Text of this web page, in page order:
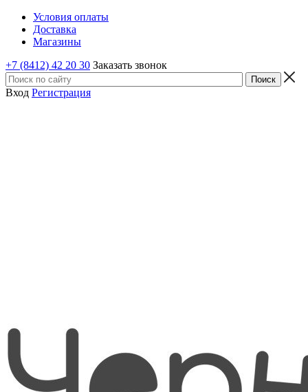
Условия оплаты
Доставка
Магазины
+7 (8412) 42 20 30 Заказать звонок
Вход Регистрация